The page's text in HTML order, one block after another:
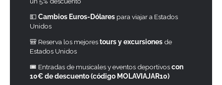
💵 Cambios Euros-Dólares para viajar a Estados
Unidos
🎒 Reserva los mejorestours y excursiones de
Estados Unidos
🎟 Entradas de musicales y eventos deportivoscon
10€ de descuento (código MOLAVIAJAR10)